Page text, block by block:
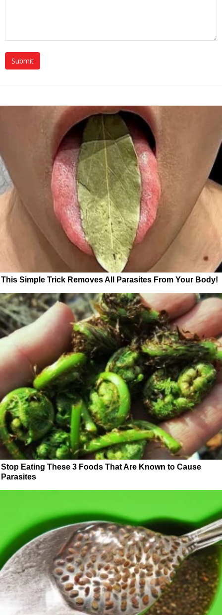
This Simple Trick Removes All Parasites From Your Body!
Stop Eating These 3 Foods That Are Known to Cause
Parasites